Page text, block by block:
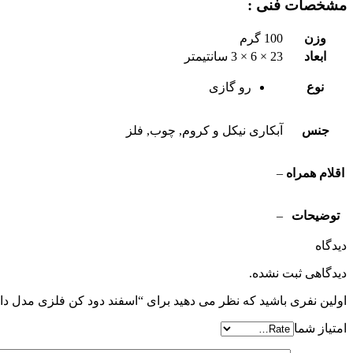
مشخصات فنی :
وزن
100 گرم
ابعاد
23 × 6 × 3 سانتیمتر
نوع رو گازی
جنس آبکاری نیکل و کروم, چوب, فلز
اقلام همراه –
توضیحات –
دیدگاه
دیدگاهی ثبت نشده.
اولین نفری باشید که نظر می دهید برای “اسفند دود کن فلزی مدل
امتیاز شما